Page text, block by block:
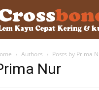
Authors Posts by Prima
Nur